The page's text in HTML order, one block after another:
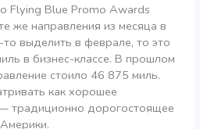
Flying Blue Promo Awards
же направления из месяца в
выделить в феврале, то это
в бизнес-классе. В прошлом
стоило 46 875 миль.
как хорошее
традиционно дорогостоящее